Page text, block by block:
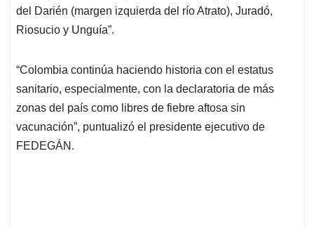
del Darién (margen izquierda del río Atrato), Juradó,
Riosucio y Unguía”.
“Colombia continúa haciendo historia con el estatus
sanitario, especialmente, con la declaratoria de más
zonas del país como libres de fiebre aftosa sin
vacunación”, puntualizó el presidente ejecutivo de
FEDEGÁN.